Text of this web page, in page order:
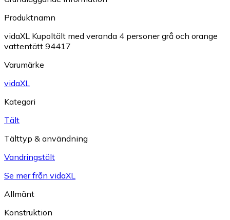
Produktnamn
vidaXL Kupoltält med veranda 4 personer grå och orange
vattentätt 94417
Varumärke
vidaXL
Kategori
Tält
Tälttyp & användning
Vandringstält
Se mer från vidaXL
Allmänt
Konstruktion